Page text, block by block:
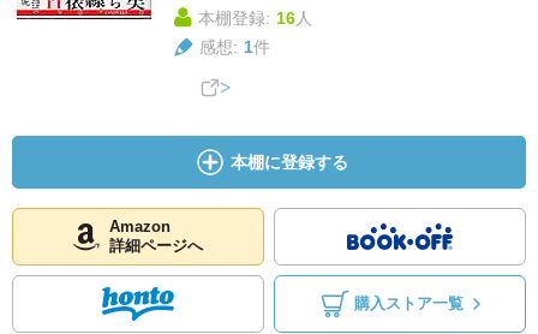
本棚登録: 16人
感想: 1件
本棚に登録する
Amazon
詳細ページへ
購入ストア一覧